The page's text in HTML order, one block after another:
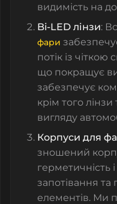
видимість на
Bi-LED лінзи:
фари
потік із
що покращує
забезпечує
крім того лінзи
вигляду
Корпуси для
зношений
герметичність
запотівання
елементів. Ми